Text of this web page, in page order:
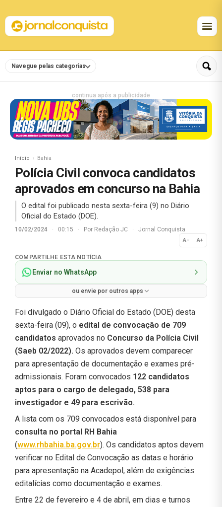
Navegue pelas categorias
continua após a publicidade
Início Bahia
Polícia Civil convoca candidatos
aprovados em concurso na Bahia
O edital foi publicado nesta sexta-feira (9) no Diário
Oficial do Estado (DOE).
10/02/2024 · 00:15 · Por Redação JC · Jornal Conquista
A− A+
Normal
COMPARTILHE ESTA NOTÍCIA
Enviar no WhatsApp
ou envie por outros apps
Foi divulgado o Diário Oficial do Estado (DOE) desta
sexta-feira (09), o edital de convocação de 709
candidatos aprovados no Concurso da Polícia Civil
(Saeb 02/2022). Os aprovados devem comparecer
para apresentação de documentação e exames pré-
admissionais. Foram convocados 122 candidatos
aptos para o cargo de delegado, 538 para
investigador e 49 para escrivão.
A lista com os 709 convocados está disponível para
consulta no portal RH Bahia
(www.rhbahia.ba.gov.br). Os candidatos aptos devem
verificar no Edital de Convocação as datas e horário
para apresentação na Acadepol, além de exigências
editalícias como documentação e exames.
Entre 22 de fevereiro e 4 de abril, em dias e turnos